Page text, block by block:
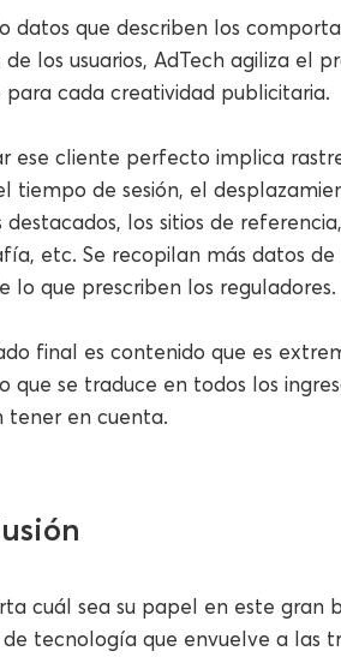
datos que describen los
los usuarios, AdTech agiliza el
cada creatividad publicitaria.
ese cliente perfecto implica
tiempo de sesión, el
destacados, los sitios de
etc. Se recopilan más datos de
lo que prescriben los reguladores.
final es contenido que es
que se traduce en todos los
tener en cuenta.
cuál sea su papel en este gran
tecnología que envuelve a las